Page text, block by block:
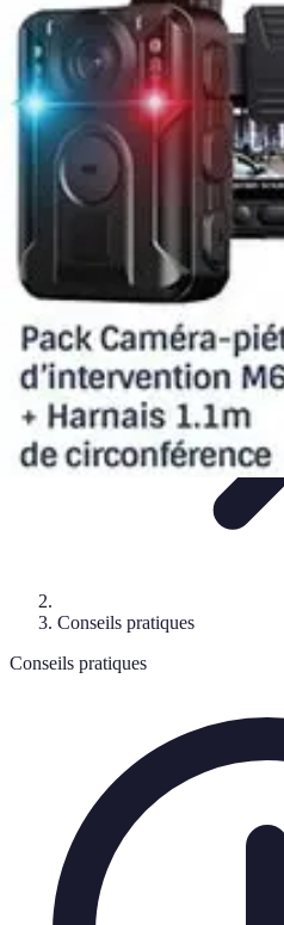
Serrurier Rapide Paris
Choix du serrurierConseils et Astuces
SerrurierProduits et Services
Serrurier Rapide Paris
Conseils pratiques
Conseils pratiques